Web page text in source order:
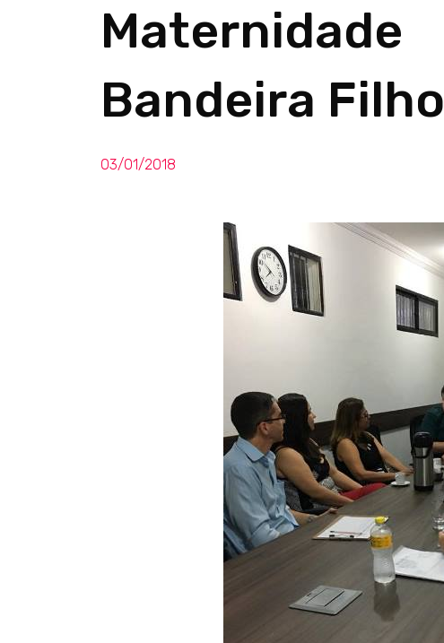
Maternidade
Bandeira Filho
03/01/2018